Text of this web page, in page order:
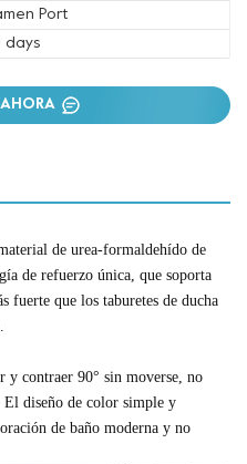
Port
days
AHORA
de urea-formaldehído de
de refuerzo única, que soporta
fuerte que los taburetes de ducha
y contraer 90° sin moverse, no
El diseño de color simple y
de baño moderna y no